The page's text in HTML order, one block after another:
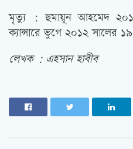
মৃত্যু : হুমায়ূন আহমেদ
ক্যান্সারে ভুগে ২০১২ সালের
লেখক : এহসান হাবীব